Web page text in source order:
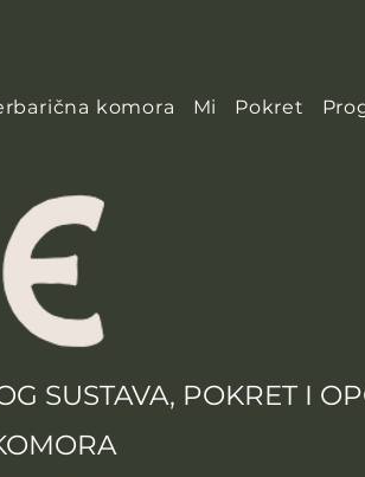
komora Mi Pokret
SUSTAVA, POKRET I